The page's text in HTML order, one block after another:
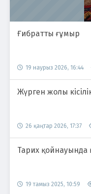
Ғибратты ғұмыр
19 наурыз 2026, 16:44
Жүрген
26 қаңтар 2026, 17:37
Тарих қойнауында
19 тамыз 2025, 10:59